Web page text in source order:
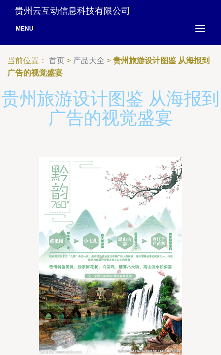
贵州云互动信息科技有限公司
MENU
当前位置： 首页 > 产品大全 > 贵州旅游设计图鉴 从海报到
广告的视觉盛宴
贵州旅游设计图鉴 从海报到
广告的视觉盛宴